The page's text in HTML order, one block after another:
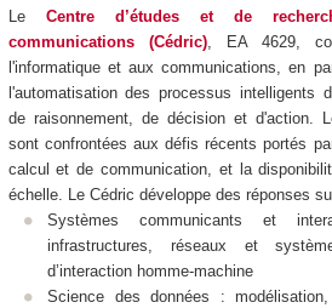
Le Centre d’études et de
communications (Cédric), EA 4629,
l'informatique et aux communications, en
l'automatisation des processus intelligents
de raisonnement, de décision et d'action.
sont confrontées aux défis récents portés
calcul et de communication, et la
échelle. Le Cédric développe des réponses
Systèmes communicants et
infrastructures, réseaux et
d’interaction homme-machine
Science des données :